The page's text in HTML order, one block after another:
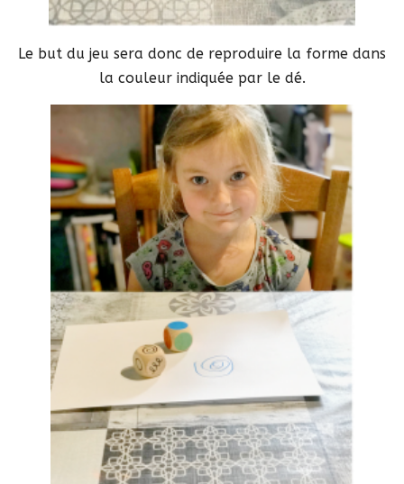
Le but du jeu sera donc de reproduire la forme dans
la couleur indiquée par le dé.